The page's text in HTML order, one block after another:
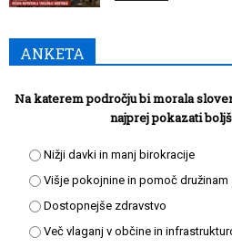
ANKETA
Na katerem področju bi morala
najprej pokazati
Nižji davki in manj birokracije
Višje pokojnine in pomoč družinam
Dostopnejše zdravstvo
Več vlaganj v občine in